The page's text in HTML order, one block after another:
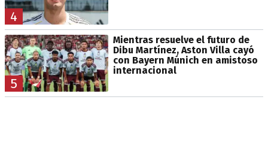
4
5
Mientras resuelve el futuro de
Dibu Martínez, Aston Villa cayó
con Bayern Múnich en amistoso
internacional